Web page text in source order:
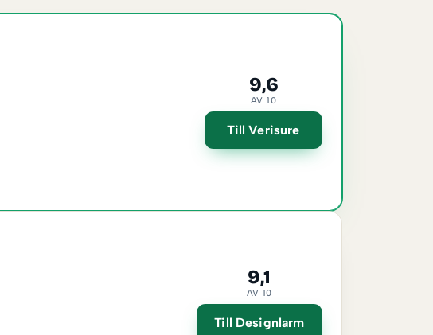
9,6
AV 10
Till Verisure
9,1
AV 10
Till Designlarm